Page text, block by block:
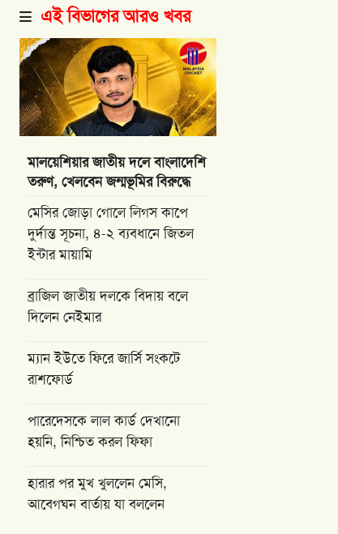
এই বিভাগের আরও খবর
মালয়েশিয়ার জাতীয় দলে বাংলাদেশি
তরুণ, খেলবেন জন্মভূমির বিরুদ্ধে
মেসির জোড়া গোলে লিগস কাপে
দুর্দান্ত সূচনা, ৪-২ ব্যবধানে জিতল
ইন্টার মায়ামি
ব্রাজিল জাতীয় দলকে বিদায় বলে
দিলেন নেইমার
ম্যান ইউতে ফিরে জার্সি সংকটে
রাশফোর্ড
পারেদেসকে লাল কার্ড দেখানো
হয়নি, নিশ্চিত করল ফিফা
হারার পর মুখ খুললেন মেসি,
আবেগঘন বার্তায় যা বললেন